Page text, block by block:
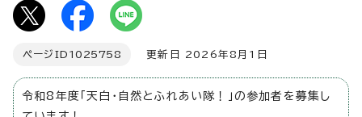
ページID 1025758 更新日 2026年8月1日
令和8年度「天白・自然とふれあい隊！」の参加者を募集し